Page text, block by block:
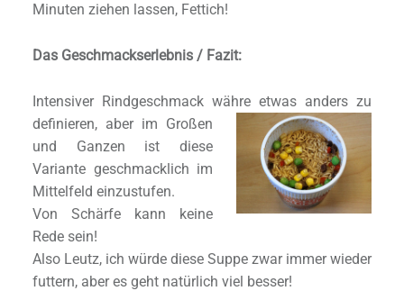
Minuten ziehen lassen, Fettich!
Das Geschmackserlebnis / Fazit:
Intensiver Rindgeschmack währe etwas anders zu
definieren,aber im Großen
und Ganzen ist diese
Variante geschmacklich im
Mittelfeld einzustufen.
Von Schärfe kann keine
Rede sein!
Also Leutz, ich würde diese Suppe zwar immer wieder
futtern, aber es geht natürlich viel besser!